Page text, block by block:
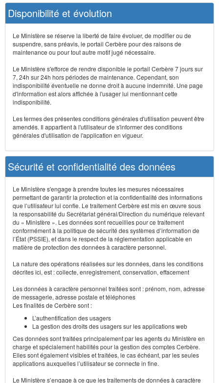
Disponibilité et évolution
Le Ministère se réserve la liberté de faire évoluer, de modifier ou de
suspendre, sans préavis, le portail Cerbère pour des raisons de
maintenance ou pour tout autre motif jugé nécessaire.
Le Ministère s'efforce de rendre disponible le portail Cerbère 7 jours sur
7, 24h sur 24h hors périodes de maintenance. Cependant, son
indisponibilité éventuelle ne donne droit à aucune indemnité. Une page
d'information est alors affichée à l'usager lui mentionnant cette
indisponibilité.
Les termes des présentes conditions générales d'utilisation peuvent être
amendés. Il appartient à l'utilisateur de s'informer des conditions
générales d'utilisation de l'application en vigueur.
Sécurité et confidentialité des données
Le Ministère s'engage à prendre toutes les mesures nécessaires
permettant de garantir la protection et la confidentialité des informations
que l’utilisateur lui confie. Le traitement Cerbère est mis en œuvre sous
la responsabilité du Secrétariat général/Direction du numérique relevant
du « Ministère ». Les données sont recueillies pour ce traitement
conformément à la politique de sécurité des systèmes d’information de
l’État (PSSIE), et dans le respect de la réglementation applicable en
matière de protection des données à caractère personnel.
La nature des opérations réalisées sur les données, dans les conditions
décrites ici, est : collecte, enregistrement, conservation, effacement
Les données à caractère personnel traitées sont : prénom, nom, adresse
de messagerie, adresse postale et téléphones
Les finalités de Cerbère sont :
L’authentification des usagers
La gestion des droits des usagers sur les applications web
Ces données sont traitées principalement par les agents du Ministère en
charge et spécialement habilités pour la gestion des comptes Cerbère.
Elles sont également visibles et traitées, le cas échéant, par les seules
applications auxquelles l’utilisateur se connecte in fine.
Le Ministère s’engage à ce que les traitements de données à caractère